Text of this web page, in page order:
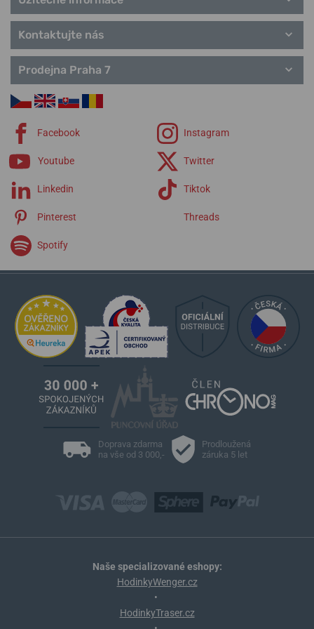
Kontaktujte nás
Prodejna Praha 7
Facebook Instagram
Youtube Twitter
Linkedin Tiktok
Pinterest Threads
Spotify
Doprava zdarma
na vše od 3 000,-
Prodloužená
záruka 5 let
Naše specializované eshopy:
HodinkyWenger.cz
•
HodinkyTraser.cz